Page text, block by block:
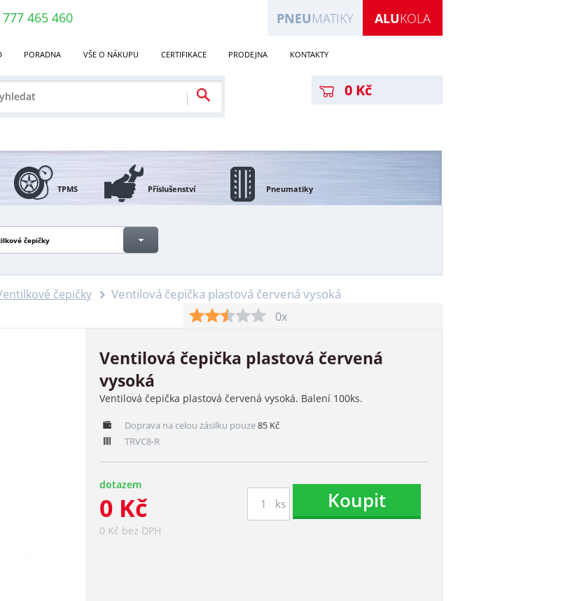
777 465 460 ALUKOLA
PNEUMATIKY
PORADNA VŠE O NÁKUPU CERTIFIKACE PRODEJNA KONTAKTY
0 Kč
TPMS Příslušenství Pneumatiky
čepičky
čepičky Ventilová čepička plastová červená vysoká
0x
Ventilová čepička plastová červená
vysoká
Ventilová čepička plastová červená vysoká. Balení 100ks.
Doprava na celou zásilku pouze85 Kč
TRVC8-R
dotazem
0 Kč
0 Kč bez DPH
ks Koupit